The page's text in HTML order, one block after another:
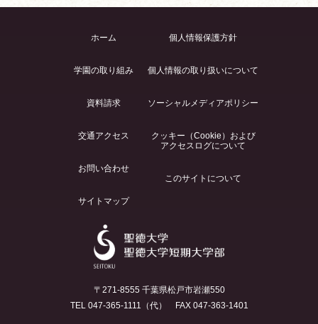
ホーム
学園の取り組み
資料請求
交通アクセス
お問い合わせ
サイトマップ
個人情報保護方針
個人情報の取り扱いについて
ソーシャルメディアポリシー
クッキー（Cookie）および
アクセスログについて
このサイトについて
〒271-8555 千葉県松戸市岩瀬550
TEL 047-365-1111（代） FAX 047-363-1401